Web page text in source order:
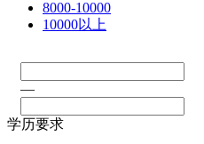
8000-10000
10000以上
—
学历要求